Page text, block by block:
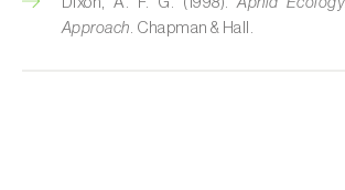
Cochinilla roja de los cítricos (
Approach . Chapman & Hall.